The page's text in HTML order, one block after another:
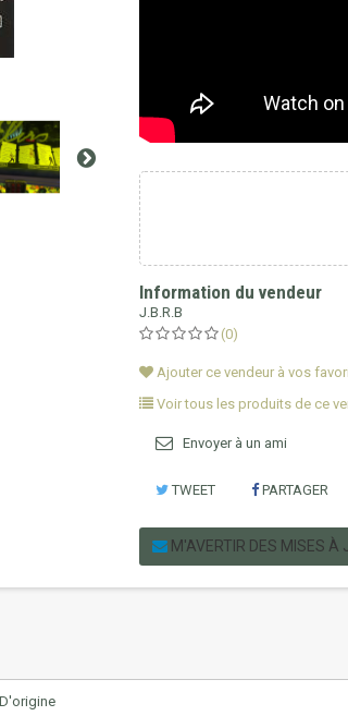
Information du vendeur
J.B.R.B
(0)
Ajouter ce vendeur à vos
Voir tous les produits de ce
Envoyer à un ami
TWEET PARTAGER
M'AVERTIR DES MISES À
D'origine